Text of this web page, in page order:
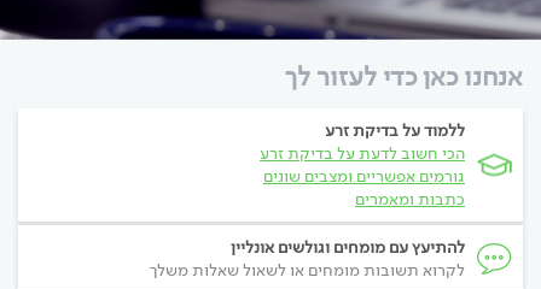
אנחנו כאן כדי לעזור לך
ללמוד על בדיקת זרע
הכי חשוב לדעת על בדיקת זרע
גורמים אפשריים ומצבים שונים
כתבות ומאמרים
להתיעץ עם מומחים וגולשים אונליין
לקרוא תשובות מומחים או לשאול שאלות משלך